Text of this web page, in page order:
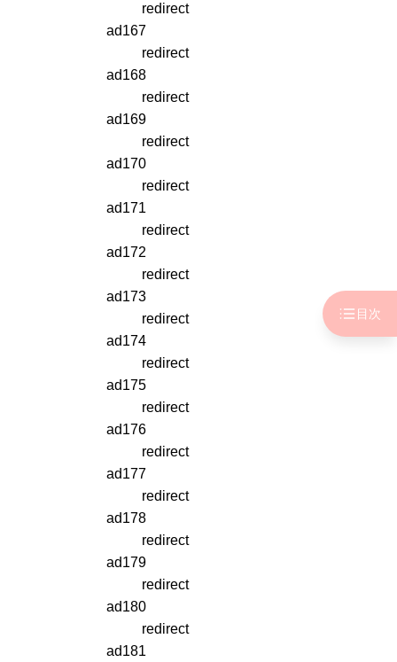
目次
redirect
ad167
redirect
ad168
redirect
ad169
redirect
ad170
redirect
ad171
redirect
ad172
redirect
ad173
redirect
ad174
redirect
ad175
redirect
ad176
redirect
ad177
redirect
ad178
redirect
ad179
redirect
ad180
redirect
ad181